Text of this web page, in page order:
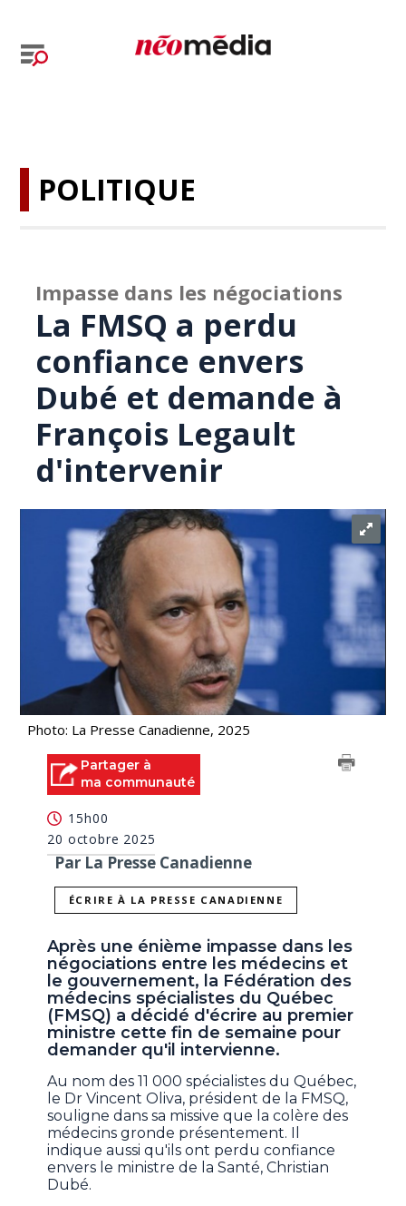
POLITIQUE
Impasse dans les négociations
La FMSQ a perdu
confiance envers
Dubé et demande à
François Legault
d'intervenir
Photo: La Presse Canadienne, 2025
Partager à
ma communauté
15h00
20 octobre 2025
Par La Presse Canadienne
ÉCRIRE À LA PRESSE CANADIENNE
Après une énième impasse dans les
négociations entre les médecins et
le gouvernement, la Fédération des
médecins spécialistes du Québec
(FMSQ) a décidé d'écrire au premier
ministre cette fin de semaine pour
demander qu'il intervienne.
Au nom des 11 000 spécialistes du Québec,
le Dr Vincent Oliva, président de la FMSQ,
souligne dans sa missive que la colère des
médecins gronde présentement. Il
indique aussi qu'ils ont perdu confiance
envers le ministre de la Santé, Christian
Dubé.